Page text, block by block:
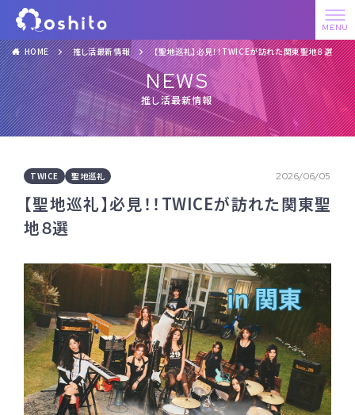
HOME 推し活最新情報 【聖地巡礼】必見！！TWICEが訪れた関東聖地８選
NEWS
推し活最新情報
TWICE 聖地巡礼 2026/06/05
【聖地巡礼】必見！！TWICEが訪れた関東聖
地８選